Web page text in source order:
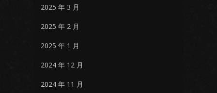
2025 年 3 月
2025 年 2 月
2025 年 1 月
2024 年 12 月
2024 年 11 月